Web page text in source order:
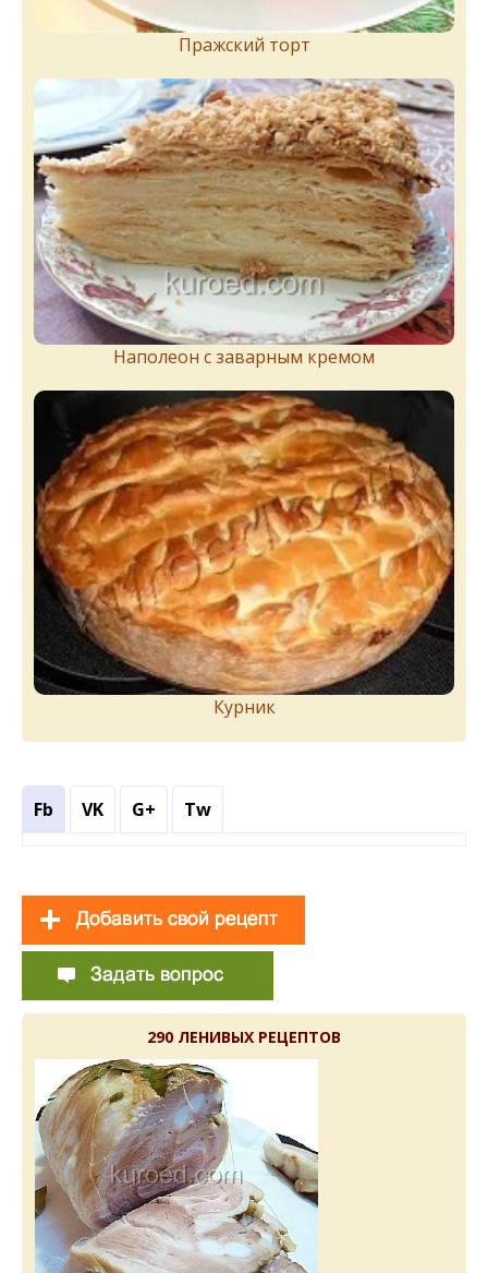
Пражский торт
Наполеон с заварным кремом
Курник
Fb VK G+ Tw
290 ЛЕНИВЫХ РЕЦЕПТОВ